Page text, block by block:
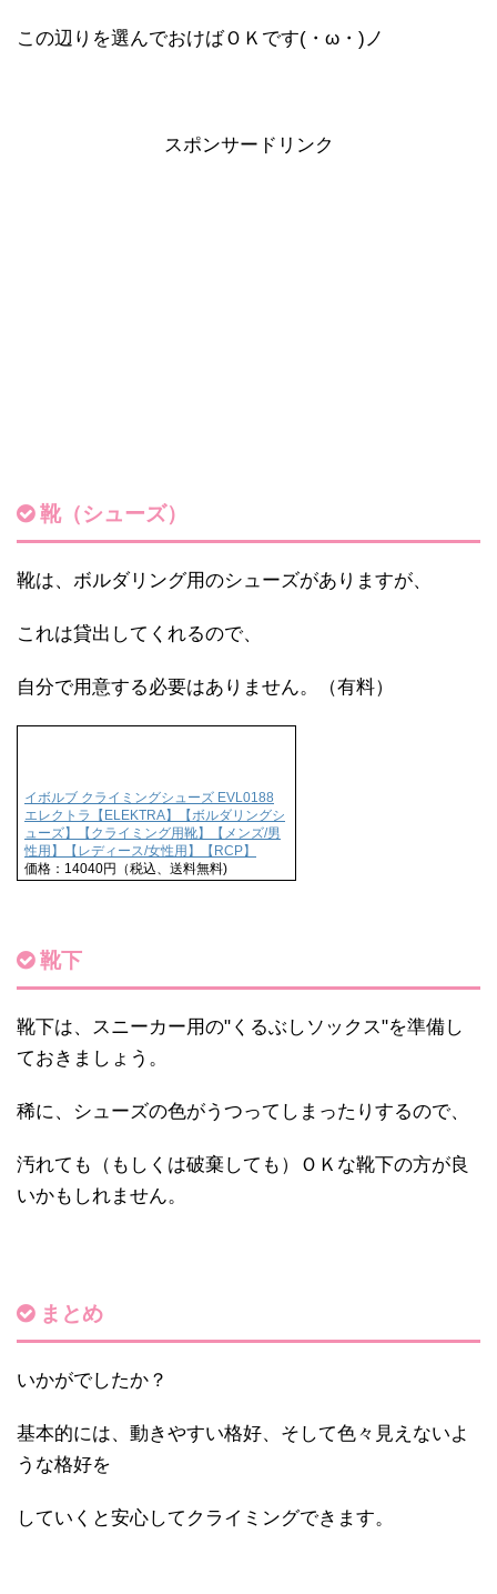
この辺りを選んでおけばＯＫです(・ω・)ノ
スポンサードリンク
靴（シューズ）
靴は、ボルダリング用のシューズがありますが、
これは貸出してくれるので、
自分で用意する必要はありません。（有料）
イボルブ クライミングシューズ EVL0188
エレクトラ【ELEKTRA】【ボルダリングシ
ューズ】【クライミング用靴】【メンズ/男
性用】【レディース/女性用】【RCP】
価格：14040円（税込、送料無料)
靴下
靴下は、スニーカー用の"くるぶしソックス"を準備し
ておきましょう。
稀に、シューズの色がうつってしまったりするので、
汚れても（もしくは破棄しても）ＯＫな靴下の方が良
いかもしれません。
まとめ
いかがでしたか？
基本的には、 動きやすい格好、そして色々見えないよ
うな格好を
していくと安心してクライミングできます。